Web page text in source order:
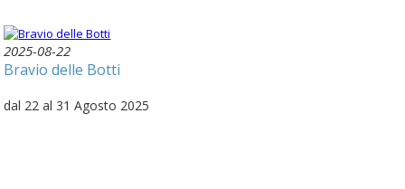
2025-08-22
Bravio delle Botti
dal 22 al 31 Agosto 2025